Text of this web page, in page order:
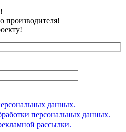
производителя!
данных.
персональных данных.
рассылки.